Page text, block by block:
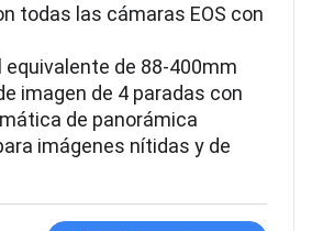
todas las cámaras EOS con
equivalente de 88-400mm
imagen de 4 paradas con
de panorámica
imágenes nítidas y de